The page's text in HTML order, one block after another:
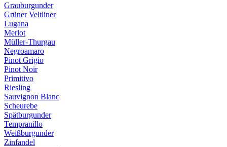
Grauburgunder
Grüner Veltliner
Lugana
Merlot
Müller-Thurgau
Negroamaro
Pinot Grigio
Pinot Noir
Primitivo
Riesling
Sauvignon Blanc
Scheurebe
Spätburgunder
Tempranillo
Weißburgunder
Zinfandel